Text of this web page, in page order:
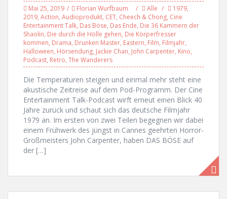
Mai 25, 2019 Florian Wurfbaum Alle 1979,
2019, Action, Audioprodukt, CET, Cheech & Chong, Cine
Entertainment Talk, Das Böse, Das Ende, Die 36 Kammern der
Shaolin, Die durch die Hölle gehen, Die Körperfresser
kommen, Drama, Drunken Master, Eastern, Film, Filmjahr,
Halloween, Hörsendung, Jackie Chan, John Carpenter, Kino,
Podcast, Retro, The Wanderers
Die Temperaturen steigen und einmal mehr steht eine
akustische Zeitreise auf dem Pod-Programm. Der Cine
Entertainment Talk-Podcast wirft erneut einen Blick 40
Jahre zurück und schaut sich das deutsche Filmjahr
1979 an. Im ersten von zwei Teilen begegnen wir dabei
einem Frühwerk des jüngst in Cannes geehrten Horror-
Großmeisters John Carpenter, haben DAS BÖSE auf
der […]